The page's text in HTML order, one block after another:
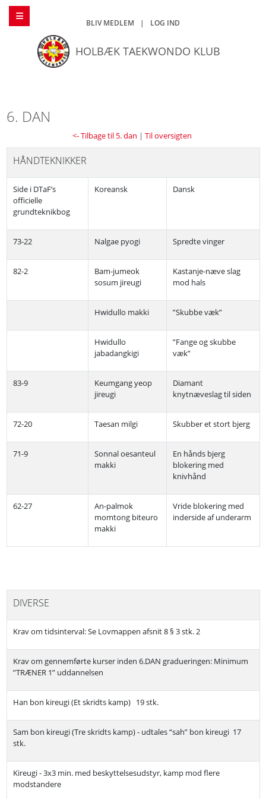
BLIV MEDLEM | LOG IND
HOLBÆK TAEKWONDO KLUB
6. DAN
<- Tilbage til 5. dan | Til oversigten
HÅNDTEKNIKKER
Side i DTaF’s
officielle
grundteknikbog
Koreansk Dansk
73-22 Nalgae pyogi Spredte vinger
82-2
Bam-jumeok
sosum jireugi
Kastanje-næve slag
mod hals
Hwidullo makki ”Skubbe væk”
Hwidullo
jabadangkigi
”Fange og skubbe
væk”
83-9
Keumgang yeop
jireugi
Diamant
knytnæveslag til siden
72-20 Taesan milgi Skubber et stort bjerg
71-9
Sonnal oesanteul
makki
En hånds bjerg
blokering med
knivhånd
62-27
An-palmok
momtong biteuro
makki
Vride blokering med
inderside af underarm
DIVERSE
Krav om tidsinterval: Se Lovmappen afsnit 8 § 3 stk. 2
Krav om gennemførte kurser inden 6.DAN gradueringen: Minimum
”TRÆNER 1” uddannelsen
Han bon kireugi (Et skridts kamp) 19 stk.
Sam bon kireugi (Tre skridts kamp) - udtales “sah” bon kireugi 17
stk.
Kireugi - 3x3 min. med beskyttelsesudstyr, kamp mod flere
modstandere